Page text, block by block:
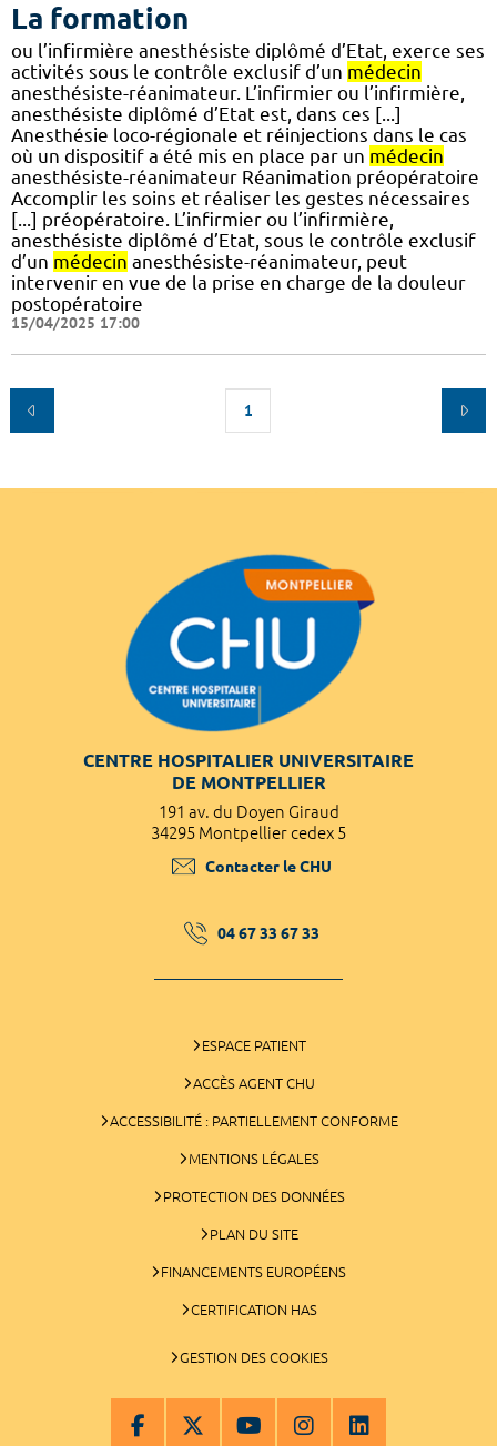
La formation
ou l’infirmière anesthésiste diplômé d’Etat, exerce ses
activités sous le contrôle exclusif d’un médecin
anesthésiste-réanimateur. L’infirmier ou l’infirmière,
anesthésiste diplômé d’Etat est, dans ces [...]
Anesthésie loco-régionale et réinjections dans le cas
où un dispositif a été mis en place par un médecin
anesthésiste-réanimateur Réanimation préopératoire
Accomplir les soins et réaliser les gestes nécessaires
[...] préopératoire. L’infirmier ou l’infirmière,
anesthésiste diplômé d’Etat, sous le contrôle exclusif
d’un médecin anesthésiste-réanimateur, peut
intervenir en vue de la prise en charge de la douleur
postopératoire
15/04/2025 17:00
1
CENTRE HOSPITALIER UNIVERSITAIRE
DE MONTPELLIER
191 av. du Doyen Giraud
34295 Montpellier cedex 5
Contacter le CHU
04 67 33 67 33
ESPACE PATIENT
ACCÈS AGENT CHU
ACCESSIBILITÉ : PARTIELLEMENT CONFORME
MENTIONS LÉGALES
PROTECTION DES DONNÉES
PLAN DU SITE
FINANCEMENTS EUROPÉENS
CERTIFICATION HAS
GESTION DES COOKIES